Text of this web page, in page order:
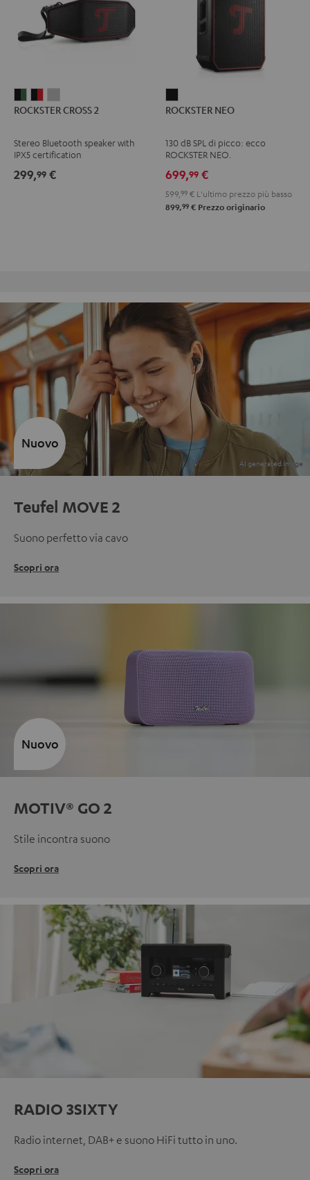
CROSS
Black
&
Green
CROSS
Nero
&
Rosso
CROSS
Light
Gray
ROCKSTER CROSS 2
Stereo Bluetooth speaker with
IPX5 certification
299,99 €
NEO
ROCKSTER NEO
130 dB SPL di picco: ecco
ROCKSTER NEO.
699,99 €
599, 99 € L'ultimo prezzo più basso
899,99 € Prezzo originario
Teufel MOVE 2
Suono perfetto via cavo
Scopri ora
Nuovo
MOTIV® GO 2
Stile incontra suono
Scopri ora
Nuovo
RADIO 3SIXTY
Radio internet, DAB+ e suono HiFi tutto in uno.
Scopri ora